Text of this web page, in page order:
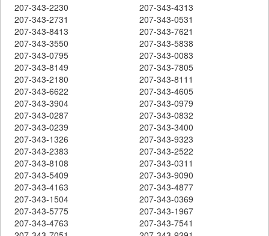
207-343-2230
207-343-4313
207-343-2731
207-343-0531
207-343-8413
207-343-7621
207-343-3550
207-343-5838
207-343-0795
207-343-0083
207-343-8149
207-343-7805
207-343-2180
207-343-8111
207-343-6622
207-343-4605
207-343-3904
207-343-0979
207-343-0287
207-343-0832
207-343-0239
207-343-3400
207-343-1326
207-343-9323
207-343-2383
207-343-2522
207-343-8108
207-343-0311
207-343-5409
207-343-9090
207-343-4163
207-343-4877
207-343-1504
207-343-0369
207-343-5775
207-343-1967
207-343-4763
207-343-7541